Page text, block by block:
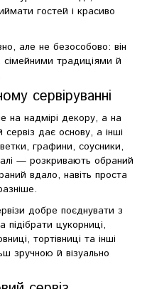
гостей і красиво
але не безособово: він
сімейними традиціями й
сервіруванні
на надмірі декору, а на
дає основу, а інші
графини, соусники,
— розкривають обраний
вдало, навіть проста
добре поєднувати з
цукорниці,
тортівниці та інші
зручною й візуально